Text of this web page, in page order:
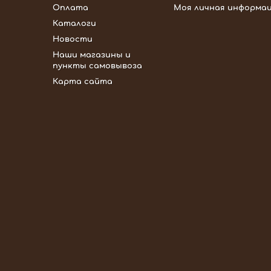
Оплата
Каталоги
Новости
Наши магазины и
пункты самовывоза
Карта сайта
Моя личная